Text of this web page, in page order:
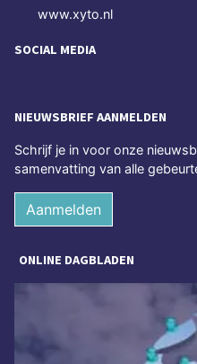
www.xyto.nl
SOCIAL MEDIA
NIEUWSBRIEF AANMELDEN
Schrijf je in voor onze
samenvatting van alle
Aanmelden
ONLINE DAGBLADEN